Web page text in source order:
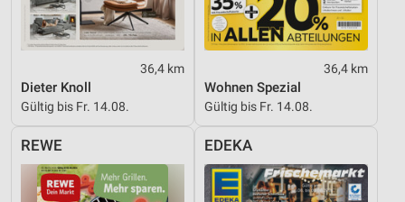
36,4 km
Dieter Knoll
Gültig bis Fr. 14.08.
36,4 km
Wohnen Spezial
Gültig bis Fr. 14.08.
REWE EDEKA